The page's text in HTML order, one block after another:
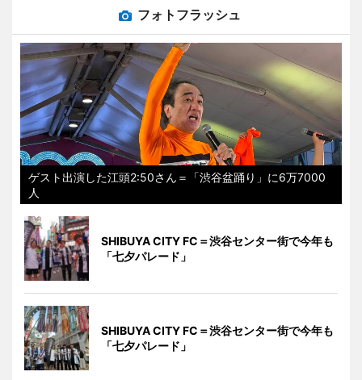
フォトフラッシュ
ゲスト出演した江頭2:50さん＝「渋谷盆踊り」に6万7000
人
SHIBUYA CITY FC＝渋谷センター街で今年も
「七夕パレード」
SHIBUYA CITY FC＝渋谷センター街で今年も
「七夕パレード」